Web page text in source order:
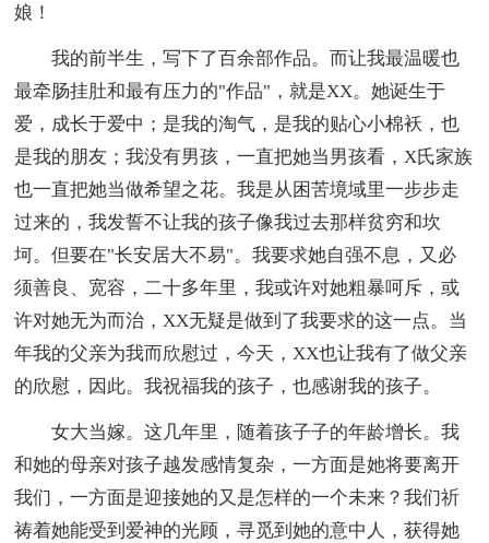
娘！
我的前半生，写下了百余部作品。而让我最温暖也
最牵肠挂肚和最有压力的"作品"，就是XX。她诞生于
爱，成长于爱中；是我的淘气，是我的贴心小棉袄，也
是我的朋友；我没有男孩，一直把她当男孩看，X氏家族
也一直把她当做希望之花。我是从困苦境域里一步步走
过来的，我发誓不让我的孩子像我过去那样贫穷和坎
坷。但要在"长安居大不易"。我要求她自强不息，又必
须善良、宽容，二十多年里，我或许对她粗暴呵斥，或
许对她无为而治，XX无疑是做到了我要求的这一点。当
年我的父亲为我而欣慰过，今天，XX也让我有了做父亲
的欣慰，因此。我祝福我的孩子，也感谢我的孩子。
女大当嫁。这几年里，随着孩子子的年龄增长。我
和她的母亲对孩子越发感情复杂，一方面是她将要离开
我们，一方面是迎接她的又是怎样的一个未来？我们祈
祷着她能受到爱神的光顾，寻觅到她的意中人，获得她